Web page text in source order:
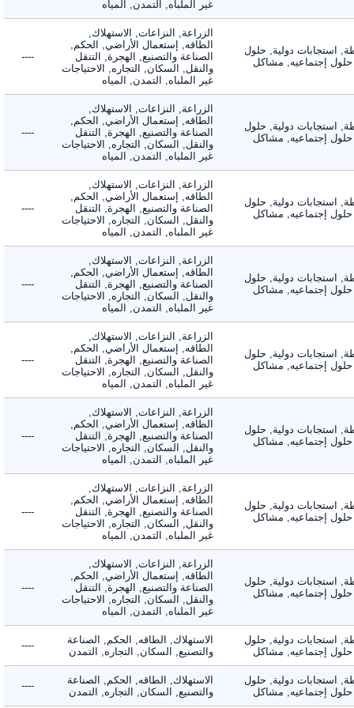
غير الملباه, التمدن, المياه
استجابات دولية, حلول
إجتماعيه, مشاكل
الزراعة, النزاعات, الاستهلاك,
الطاقه, إستعمال الأراضي, الحكم,
الصناعة والتصنيع, الهجرة, التنقل
والنقل, السكان, التجاره, الاحتياجات
غير الملباه, التمدن, المياه
----
استجابات دولية, حلول
إجتماعيه, مشاكل
الزراعة, النزاعات, الاستهلاك,
الطاقه, إستعمال الأراضي, الحكم,
الصناعة والتصنيع, الهجرة, التنقل
والنقل, السكان, التجاره, الاحتياجات
غير الملباه, التمدن, المياه
----
استجابات دولية, حلول
إجتماعيه, مشاكل
الزراعة, النزاعات, الاستهلاك,
الطاقه, إستعمال الأراضي, الحكم,
الصناعة والتصنيع, الهجرة, التنقل
والنقل, السكان, التجاره, الاحتياجات
غير الملباه, التمدن, المياه
----
استجابات دولية, حلول
إجتماعيه, مشاكل
الزراعة, النزاعات, الاستهلاك,
الطاقه, إستعمال الأراضي, الحكم,
الصناعة والتصنيع, الهجرة, التنقل
والنقل, السكان, التجاره, الاحتياجات
غير الملباه, التمدن, المياه
----
استجابات دولية, حلول
إجتماعيه, مشاكل
الزراعة, النزاعات, الاستهلاك,
الطاقه, إستعمال الأراضي, الحكم,
الصناعة والتصنيع, الهجرة, التنقل
والنقل, السكان, التجاره, الاحتياجات
غير الملباه, التمدن, المياه
----
استجابات دولية, حلول
إجتماعيه, مشاكل
الزراعة, النزاعات, الاستهلاك,
الطاقه, إستعمال الأراضي, الحكم,
الصناعة والتصنيع, الهجرة, التنقل
والنقل, السكان, التجاره, الاحتياجات
غير الملباه, التمدن, المياه
----
استجابات دولية, حلول
إجتماعيه, مشاكل
الزراعة, النزاعات, الاستهلاك,
الطاقه, إستعمال الأراضي, الحكم,
الصناعة والتصنيع, الهجرة, التنقل
والنقل, السكان, التجاره, الاحتياجات
غير الملباه, التمدن, المياه
----
استجابات دولية, حلول
إجتماعيه, مشاكل
الزراعة, النزاعات, الاستهلاك,
الطاقه, إستعمال الأراضي, الحكم,
الصناعة والتصنيع, الهجرة, التنقل
والنقل, السكان, التجاره, الاحتياجات
غير الملباه, التمدن, المياه
----
استجابات دولية, حلول
إجتماعيه, مشاكل
الاستهلاك, الطاقه, الحكم, الصناعة
والتصنيع, السكان, التجاره, التمدن
----
استجابات دولية, حلول
إجتماعيه, مشاكل
الاستهلاك, الطاقه, الحكم, الصناعة
والتصنيع, السكان, التجاره, التمدن
----